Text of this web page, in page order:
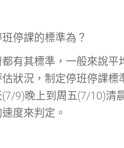
停課的標準為？
有其標準，一般來說
狀況，制定停班停課
9)晚上到周五(7/10)清
度來判定。